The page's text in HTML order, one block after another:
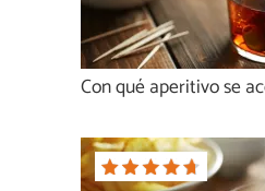
Con qué aperitivo se